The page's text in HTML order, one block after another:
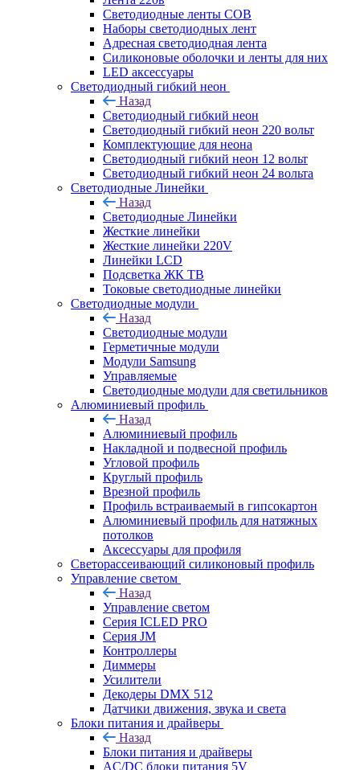
Светодиодные ленты COB
Наборы светодиодных лент
Адресная светодиодная лента
Силиконовые оболочки и ленты для них
LED аксессуары
Светодиодный гибкий неон
Назад
Светодиодный гибкий неон
Светодиодный гибкий неон 220 вольт
Комплектующие для неона
Светодиодный гибкий неон 12 вольт
Светодиодный гибкий неон 24 вольта
Светодиодные Линейки
Назад
Светодиодные Линейки
Жесткие линейки
Жесткие линейки 220V
Линейки LCD
Подсветка ЖК ТВ
Токовые светодиодные линейки
Светодиодные модули
Назад
Светодиодные модули
Герметичные модули
Модули Samsung
Управляемые
Светодиодные модули для светильников
Алюминиевый профиль
Назад
Алюминиевый профиль
Накладной и подвесной профиль
Угловой профиль
Круглый профиль
Врезной профиль
Профиль встраиваемый в гипсокартон
Алюминиевый профиль для натяжных
потолков
Аксессуары для профиля
Светорассеивающий силиконовый профиль
Управление светом
Назад
Управление светом
Серия ICLED PRO
Серия JM
Контроллеры
Диммеры
Усилители
Декодеры DMX 512
Датчики движения, звука и света
Блоки питания и драйверы
Назад
Блоки питания и драйверы
AC/DC блоки питания 5V